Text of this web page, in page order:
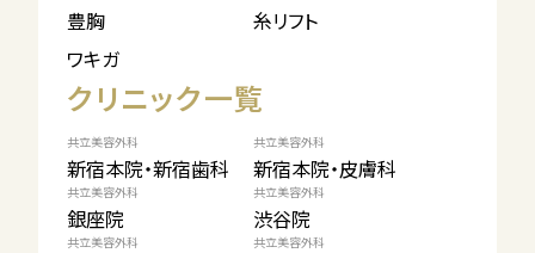
豊胸
糸リフト
ワキガ
クリニック一覧
共立美容外科
新宿本院・新宿歯科
共立美容外科
新宿本院・皮膚科
共立美容外科
銀座院
共立美容外科
渋谷院
共立美容外科 共立美容外科